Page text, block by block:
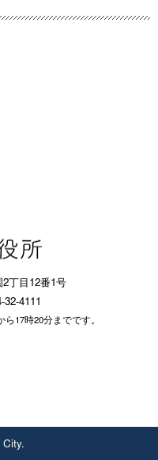
丁目12番1号
32-4111
17時20分までです。